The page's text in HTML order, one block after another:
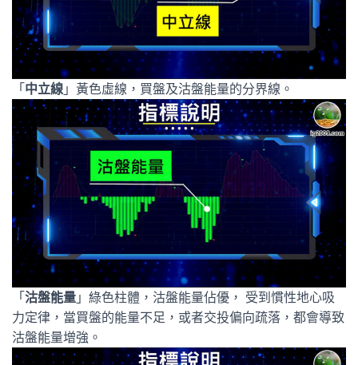
「 中立線 」黃色虛線，買盤及沽盤能量的分界線。
「 沽盤能量 」綠色柱體，沽盤能量佔優， 受到慣性地心吸
力定律，當買盤的能量不足，或者交投偏向疏落，都會導致
沽盤能量增強。